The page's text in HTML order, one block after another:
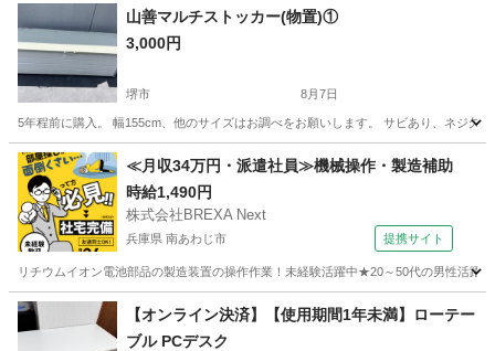
山善マルチストッカー(物置)①
3,000円
堺市 8月7日
5年程前に購入。 幅155cm、他のサイズはお調べをお願いします。 サビあり、ネジ欠
大阪 堺市 その他
≪月収34万円・派遣社員≫機械操作・製造補助
時給1,490円
株式会社BREXA Next
兵庫県 南あわじ市 提携サイト
リチウムイオン電池部品の製造装置の操作作業！未経験活躍中★20～50代の男性活
兵庫 南あわじ市 その他
【オンライン決済】【使用期間1年未満】ローテー
ブル PCデスク